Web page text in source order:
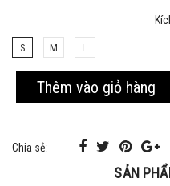
S M
Thêm vào giỏ hàng
Chia sẻ:
SẢN